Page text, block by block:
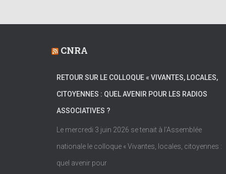
CNRA
RETOUR SUR LE COLLOQUE « VIVANTES, LOCALES,
CITOYENNES : QUEL AVENIR POUR LES RADIOS
ASSOCIATIVES ?
Le mercredi 3 juin 2026 se tenait à l’Assemblée
nationale le colloque « Vivantes, locales, citoyennes :
quel avenir pour